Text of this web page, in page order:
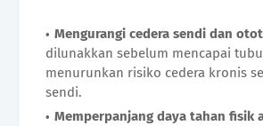
Mengurangi cedera sendi dan
dilunakkan sebelum mencapai
menurunkan risiko cedera kronis
sendi.
Memperpanjang daya tahan fisik